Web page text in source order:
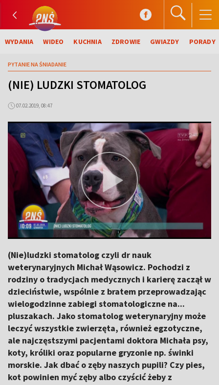
WYDANIA WIDEO KUCHNIA ZDROWIE GWIAZDY PORADY
PYTANIE NA ŚNIADANIE
(NIE) LUDZKI STOMATOLOG
07.02.2019, 08:47
(Nie)ludzki stomatolog czyli dr nauk
weterynaryjnych Michał Wąsowicz. Pochodzi z
rodziny o tradycjach medycznych i karierę zaczął w
dzieciństwie, wspólnie z bratem przeprowadzając
wielogodzinne zabiegi stomatologiczne na...
pluszakach. Jako stomatolog weterynaryjny może
leczyć wszystkie zwierzęta, również egzotyczne,
ale najczęstszymi pacjentami doktora Michała psy,
koty, króliki oraz popularne gryzonie np. świnki
morskie. Jak dbać o zęby naszych pupili? Czy pies,
kot powinien myć zęby albo czyścić żeby z